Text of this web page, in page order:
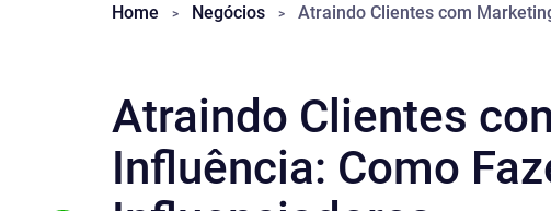
Home Negócios
Atraindo Clientes
Influência: Como